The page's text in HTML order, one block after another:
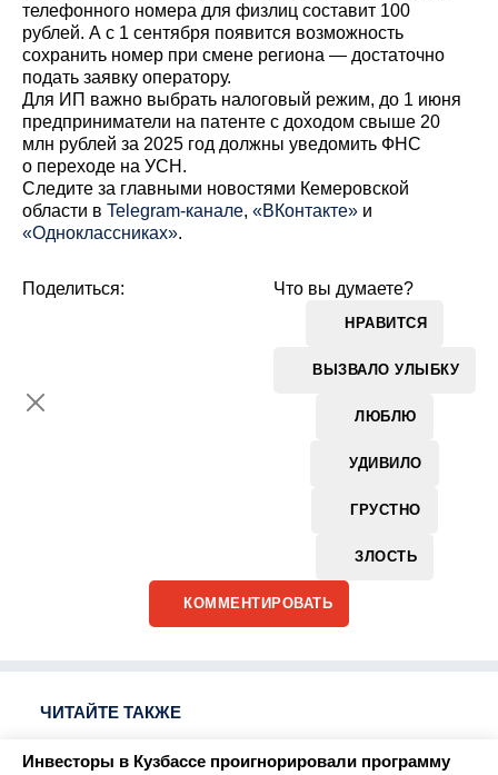
телефонного номера для физлиц составит 100
рублей. А с 1 сентября появится возможность
сохранить номер при смене региона — достаточно
подать заявку оператору.
Для ИП важно выбрать налоговый режим, до 1 июня
предприниматели на патенте с доходом свыше 20
млн рублей за 2025 год должны уведомить ФНС
о переходе на УСН.
Cледите за главными новостями Кемеровской
области в Telegram-канале, «ВКонтакте» и
«Одноклассниках».
Что вы думаете?
НРАВИТСЯ
ВЫЗВАЛО УЛЫБКУ
ЛЮБЛЮ
УДИВИЛО
ГРУСТНО
ЗЛОСТЬ
Поделиться:
КОММЕНТИРОВАТЬ
ЧИТАЙТЕ ТАКЖЕ
Инвесторы в Кузбассе проигнорировали программу